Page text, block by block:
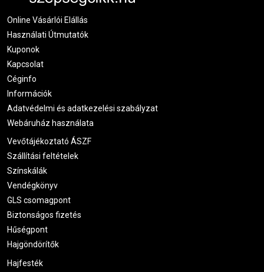
Online Vásárlói Elállás
Használati Útmutatók
Kuponok
Kapcsolat
Céginfo
Információk
Adatvédelmi és adatkezelési szabályzat
Webáruház használata
Vevőtájékoztató ÁSZF
Szállítási feltételek
Színskálák
Vendégkönyv
GLS csomagpont
Biztonságos fizetés
Hűségpont
Hajgöndörítők
Hajfesték